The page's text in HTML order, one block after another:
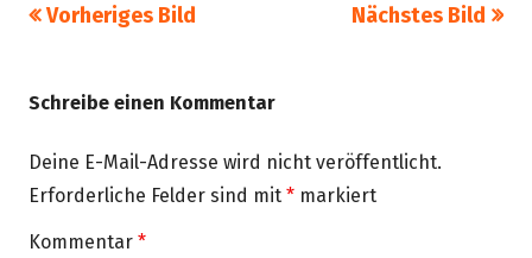
Vorheriges Bild Nächstes Bild
Schreibe einen Kommentar
Deine E-Mail-Adresse wird nicht veröffentlicht.
Erforderliche Felder sind mit * markiert
Kommentar *